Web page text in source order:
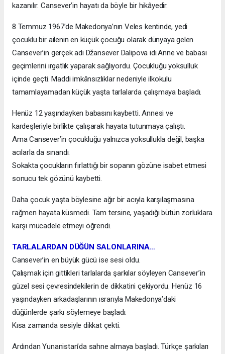
kazanılır. Cansever’in hayatı da böyle bir hikâyedir.
8 Temmuz 1967’de Makedonya’nın Veles kentinde, yedi
çocuklu bir ailenin en küçük çocuğu olarak dünyaya gelen
Cansever’in gerçek adı Džansever Dalipova idi.Anne ve babası
geçimlerini ırgatlık yaparak sağlıyordu. Çocukluğu yoksulluk
içinde geçti. Maddi imkânsızlıklar nedeniyle ilkokulu
tamamlayamadan küçük yaşta tarlalarda çalışmaya başladı.
Henüz 12 yaşındayken babasını kaybetti. Annesi ve
kardeşleriyle birlikte çalışarak hayata tutunmaya çalıştı.
Ama Cansever’in çocukluğu yalnızca yoksullukla değil, başka
acılarla da sınandı.
Sokakta çocukların fırlattığı bir sopanın gözüne isabet etmesi
sonucu tek gözünü kaybetti.
Daha çocuk yaşta böylesine ağır bir acıyla karşılaşmasına
rağmen hayata küsmedi. Tam tersine, yaşadığı bütün zorluklara
karşı mücadele etmeyi öğrendi.
TARLALARDAN DÜĞÜN SALONLARINA…
Cansever’in en büyük gücü ise sesi oldu.
Çalışmak için gittikleri tarlalarda şarkılar söyleyen Cansever’in
güzel sesi çevresindekilerin de dikkatini çekiyordu. Henüz 16
yaşındayken arkadaşlarının ısrarıyla Makedonya’daki
düğünlerde şarkı söylemeye başladı.
Kısa zamanda sesiyle dikkat çekti.
Ardından Yunanistan’da sahne almaya başladı. Türkçe şarkıları